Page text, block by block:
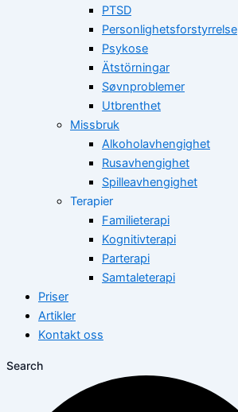
PTSD
Personlighetsforstyrrelse
Psykose
Ätstörningar
Søvnproblemer
Utbrenthet
Missbruk
Alkoholavhengighet
Rusavhengighet
Spilleavhengighet
Terapier
Familieterapi
Kognitivterapi
Parterapi
Samtaleterapi
Priser
Artikler
Kontakt oss
Search